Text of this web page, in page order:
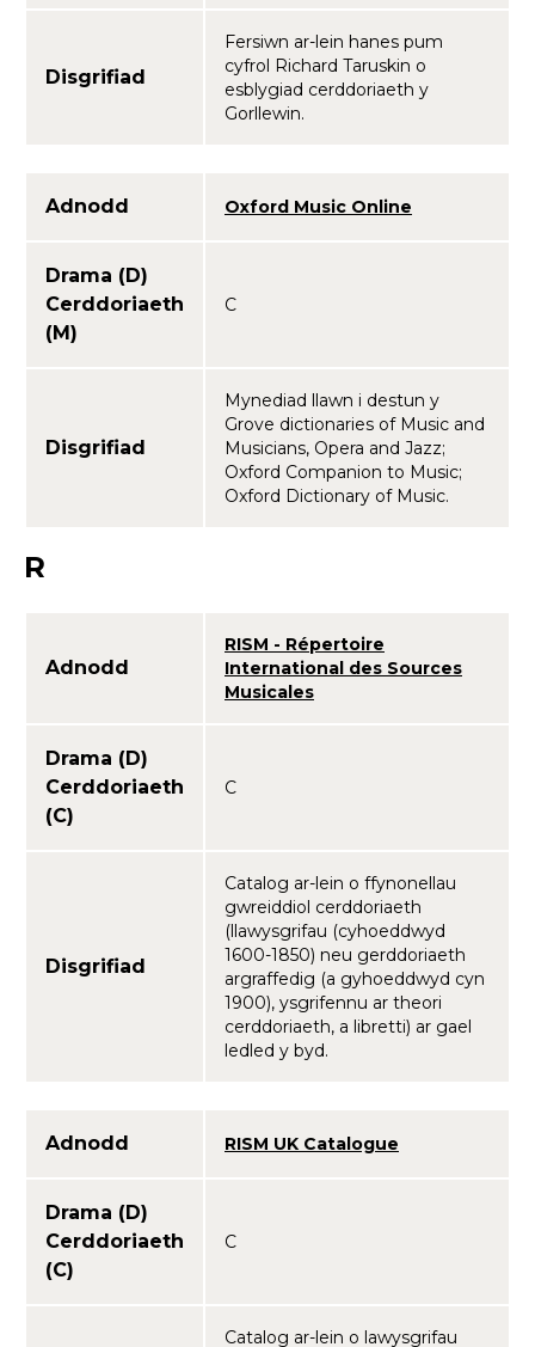
Disgrifiad
Fersiwn ar-lein hanes pum
cyfrol Richard Taruskin o
esblygiad cerddoriaeth y
Gorllewin.
Adnodd Oxford Music Online
Drama (D)
Cerddoriaeth
(M)
C
Disgrifiad
Mynediad llawn i destun y
Grove dictionaries of Music and
Musicians, Opera and Jazz;
Oxford Companion to Music;
Oxford Dictionary of Music.
R
Adnodd
RISM - Répertoire
International des Sources
Musicales
Drama (D)
Cerddoriaeth
(C)
C
Disgrifiad
Catalog ar-lein o ffynonellau
gwreiddiol cerddoriaeth
(llawysgrifau (cyhoeddwyd
1600-1850) neu gerddoriaeth
argraffedig (a gyhoeddwyd cyn
1900), ysgrifennu ar theori
cerddoriaeth, a libretti) ar gael
ledled y byd.
Adnodd RISM UK Catalogue
Drama (D)
Cerddoriaeth
(C)
C
Catalog ar-lein o lawysgrifau